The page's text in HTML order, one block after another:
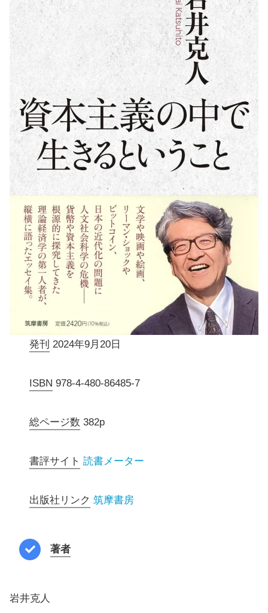
発刊 2024年9月20日
ISBN 978-4-480-86485-7
総ページ数 382p
書評サイト 読書メーター
出版社リンク 筑摩書房
著者
岩井克人